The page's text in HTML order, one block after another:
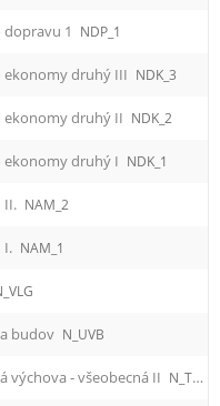
dopravu 1 NDP_1
ekonomy druhý III NDK_3
ekonomy druhý II NDK_2
ekonomy druhý I NDK_1
II. NAM_2
I. NAM_1
budov N_UVB
výchova - všeobecná II N_TVU_2